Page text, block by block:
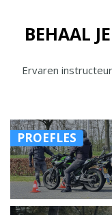
BEHAAL
Ervaren
PROEFLES